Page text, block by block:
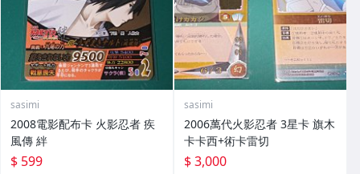
sasimi
2008電影配布卡 火影忍者 疾
風傳 絆
$ 599
sasimi
2006萬代火影忍者 3星卡 旗木
卡卡西+術卡雷切
$ 3,000